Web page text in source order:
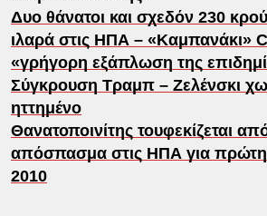
Δυο θάνατοι και σχεδόν 230
ιλαρά στις ΗΠΑ – «Καμπανάκι»
«γρήγορη εξάπλωση της
Σύγκρουση Τραμπ – Ζελένσκι
ηττημένο
Θανατοποινίτης τουφεκίζεται
απόσπασμα στις ΗΠΑ για
2010